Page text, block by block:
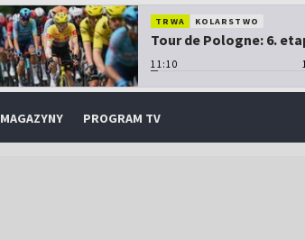
TRWA KOLARSTWO
Tour de Pologne: 6.
11:10
MAGAZYNY PROGRAM TV